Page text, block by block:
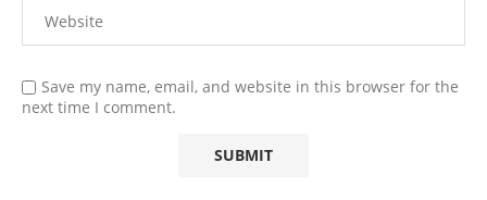
Save my name, email, and website in this browser for the
next time I comment.